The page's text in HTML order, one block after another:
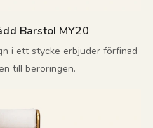
Barstol MY20
i ett stycke erbjuder förfinad
till beröringen.